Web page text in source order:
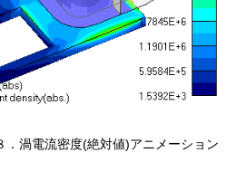
度(絶対値)アニメーション